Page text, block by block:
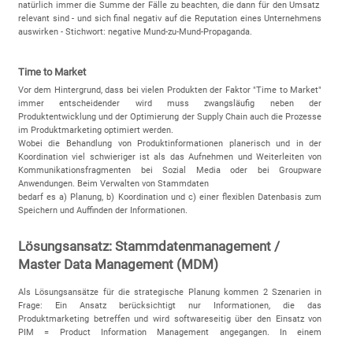
natürlich immer die Summe der Fälle zu beachten, die dann für den Umsatz
relevant sind - und sich final negativ auf die Reputation eines Unternehmens
auswirken - Stichwort: negative Mund-zu-Mund-Propaganda.
Time to Market
Vor dem Hintergrund, dass bei vielen Produkten der Faktor "Time to Market"
immer entscheidender wird muss zwangsläufig neben der
Produktentwicklung und der Optimierung der Supply Chain auch die Prozesse
im Produktmarketing optimiert werden.
Wobei die Behandlung von Produktinformationen planerisch und in der
Koordination viel schwieriger ist als das Aufnehmen und Weiterleiten von
Kommunikationsfragmenten bei Sozial Media oder bei Groupware
Anwendungen. Beim Verwalten von Stammdaten
bedarf es a) Planung, b) Koordination und c) einer flexiblen Datenbasis zum
Speichern und Auffinden der Informationen.
Lösungsansatz: Stammdatenmanagement /
Master Data Management (MDM)
Als Lösungsansätze für die strategische Planung kommen 2 Szenarien in
Frage: Ein Ansatz berücksichtigt nur Informationen, die das
Produktmarketing betreffen und wird softwareseitig über den Einsatz von
PIM = Product Information Management angegangen. In einem